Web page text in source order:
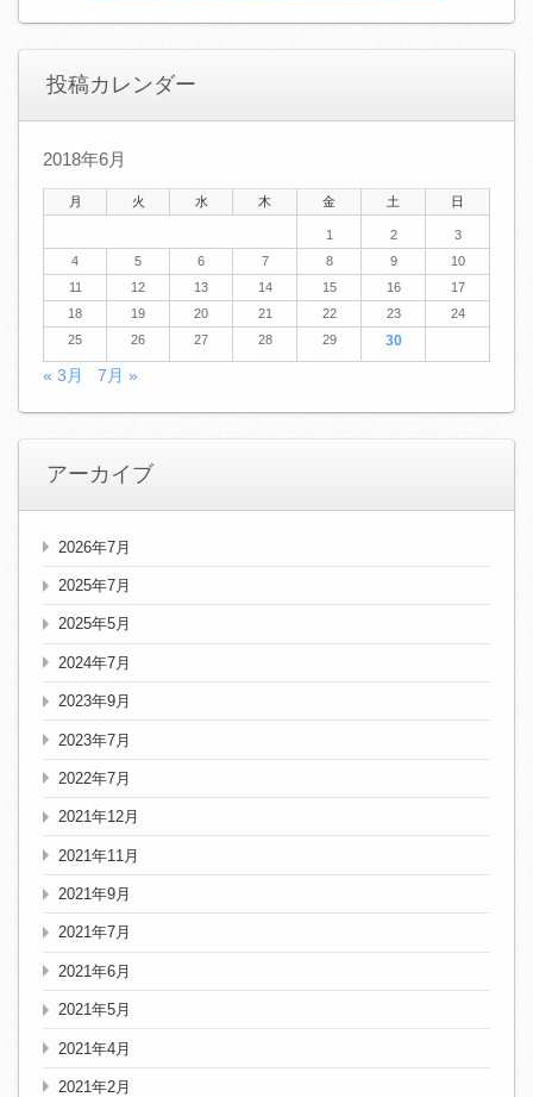
投稿カレンダー
2018年6月
月 火 水 木 金 土 日
1 2
3
4
5 6 7 8 9
10
11
12 13 14 15 16
17
18
19 20 21 22 23
24
25
26 27 28 29 30
« 3月 7月 »
アーカイブ
2026年7月
2025年7月
2025年5月
2024年7月
2023年9月
2023年7月
2022年7月
2021年12月
2021年11月
2021年9月
2021年7月
2021年6月
2021年5月
2021年4月
2021年2月